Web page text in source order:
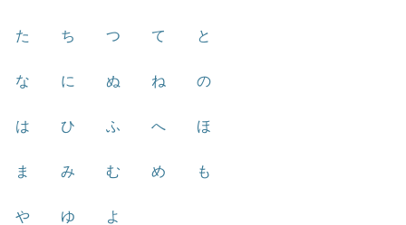
た ち つ て と
な に ぬ ね の
は ひ ふ へ ほ
ま み む め も
や ゆ よ